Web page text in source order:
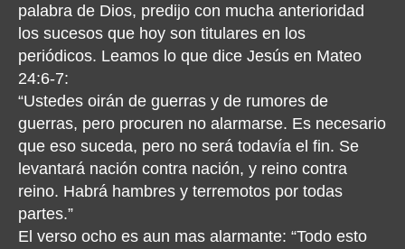
palabra de Dios, predijo con mucha anterioridad
los sucesos que hoy son titulares en los
periódicos. Leamos lo que dice Jesús en Mateo
24:6-7:
“Ustedes oirán de guerras y de rumores de
guerras, pero procuren no alarmarse. Es necesario
que eso suceda, pero no será todavía el fin. Se
levantará nación contra nación, y reino contra
reino. Habrá hambres y terremotos por todas
partes.”
El verso ocho es aun mas alarmante: “Todo esto